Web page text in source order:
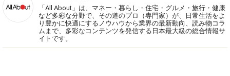
「All About」は、マネー・暮らし・住宅・グルメ・旅行・健康
など多彩な分野で、その道のプロ（専門家）が、日常生活をよ
り豊かに快適にするノウハウから業界の最新動向、読み物コラ
ムまで、多彩なコンテンツを発信する日本最大級の総合情報サ
イトです。